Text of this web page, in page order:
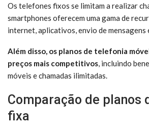
Os telefones fixos se limitam a realizar
smartphones oferecem uma gama de
internet, aplicativos, envio de mensagens
Além disso, os planos de telefonia
preços mais competitivos, incluindo
móveis e chamadas ilimitadas.
Comparação de planos
fixa